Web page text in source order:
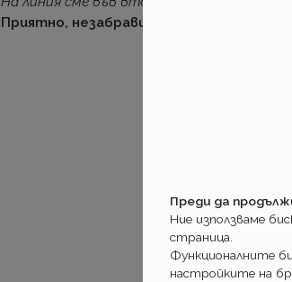
Приятно, незабравимо, питателно,
Преди да
Ние използваме
страница.
Функционалните
настройките на